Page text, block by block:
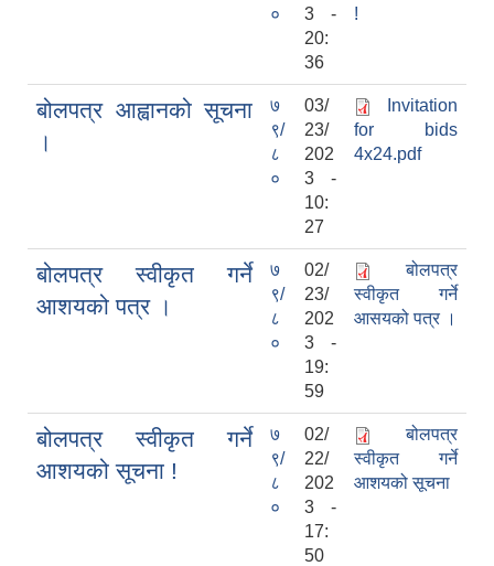
०
3 -
20:
36
!
बोलपत्र आह्वानको सूचना
।
७
९/
८
०
03/
23/
202
3 -
10:
27
Invitation
for bids
4x24.pdf
बोलपत्र स्वीकृत गर्ने
आशयको पत्र ।
७
९/
८
०
02/
23/
202
3 -
19:
59
बोलपत्र
स्वीकृत गर्ने
आसयको पत्र ।
बोलपत्र स्वीकृत गर्ने
आशयको सूचना !
७
९/
८
०
02/
22/
202
3 -
17:
50
बोलपत्र
स्वीकृत गर्ने
आशयको सूचना